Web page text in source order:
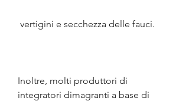
vertigini e secchezza delle fauci.
Inoltre, molti produttori di
integratori dimagranti a base di